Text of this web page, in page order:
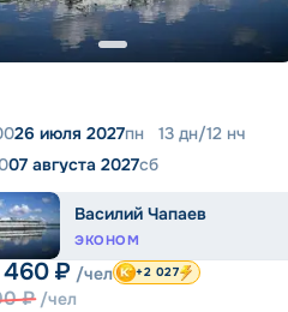
26 июля 2027пн 13 дн/12 нч
07 августа 2027сб
Василий Чапаев
ЭКОНОМ
460 ₽ /чел
₽ /чел
+2 027